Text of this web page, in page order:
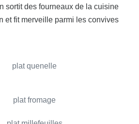
sortit des fourneaux de la cuisine
et fit merveille parmi les convives